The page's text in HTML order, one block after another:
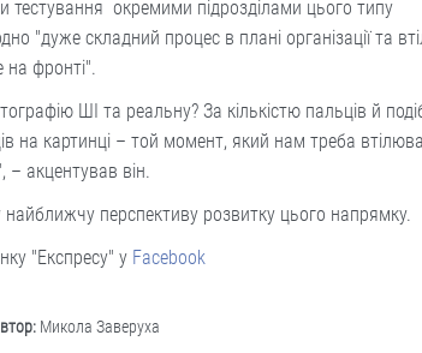
тестування окремими підрозділами цього типу
"дуже складний процес в плані організації та
на фронті".
ШІ та реальну? За кількістю пальців й
на картинці – той момент, який нам треба
акцентував він.
найближчу перспективу розвитку цього напрямку.
"Експресу" у Facebook
Микола Заверуха